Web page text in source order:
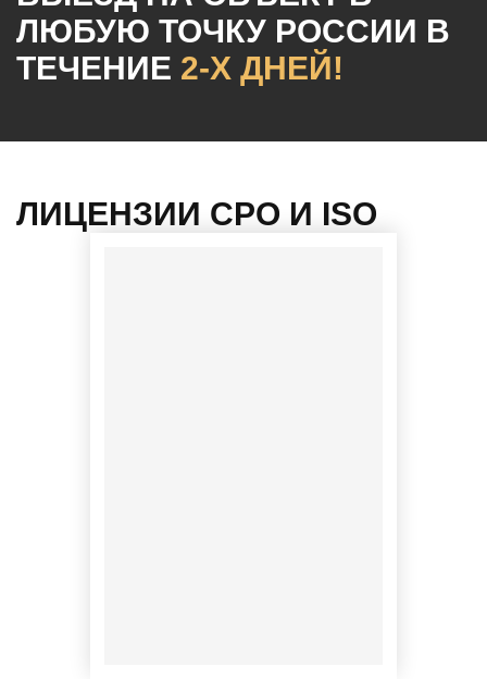
ЛЮБУЮ ТОЧКУ РОССИИ В
ТЕЧЕНИЕ 2-Х ДНЕЙ!
ЛИЦЕНЗИИ СРО И ISO